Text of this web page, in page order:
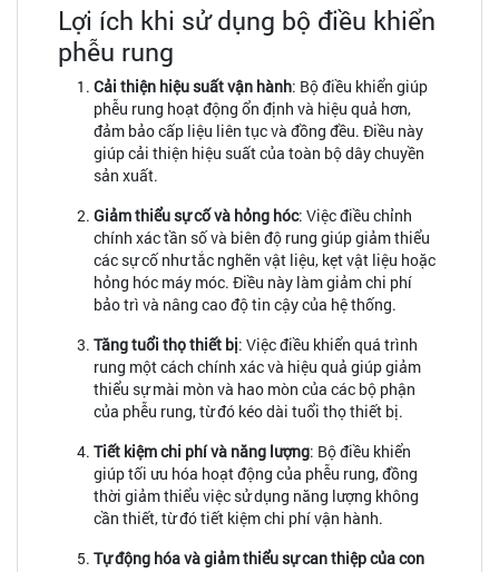
Lợi ích khi sử dụng bộ điều khiển
phễu rung
Cải thiện hiệu suất vận hành: Bộ điều khiển giúp
phễu rung hoạt động ổn định và hiệu quả hơn,
đảm bảo cấp liệu liên tục và đồng đều. Điều này
giúp cải thiện hiệu suất của toàn bộ dây chuyền
sản xuất.
Giảm thiểu sự cố và hỏng hóc: Việc điều chỉnh
chính xác tần số và biên độ rung giúp giảm thiểu
các sự cố như tắc nghẽn vật liệu, kẹt vật liệu hoặc
hỏng hóc máy móc. Điều này làm giảm chi phí
bảo trì và nâng cao độ tin cậy của hệ thống.
Tăng tuổi thọ thiết bị: Việc điều khiển quá trình
rung một cách chính xác và hiệu quả giúp giảm
thiểu sự mài mòn và hao mòn của các bộ phận
của phễu rung, từ đó kéo dài tuổi thọ thiết bị.
Tiết kiệm chi phí và năng lượng: Bộ điều khiển
giúp tối ưu hóa hoạt động của phễu rung, đồng
thời giảm thiểu việc sử dụng năng lượng không
cần thiết, từ đó tiết kiệm chi phí vận hành.
Tự động hóa và giảm thiểu sự can thiệp của con